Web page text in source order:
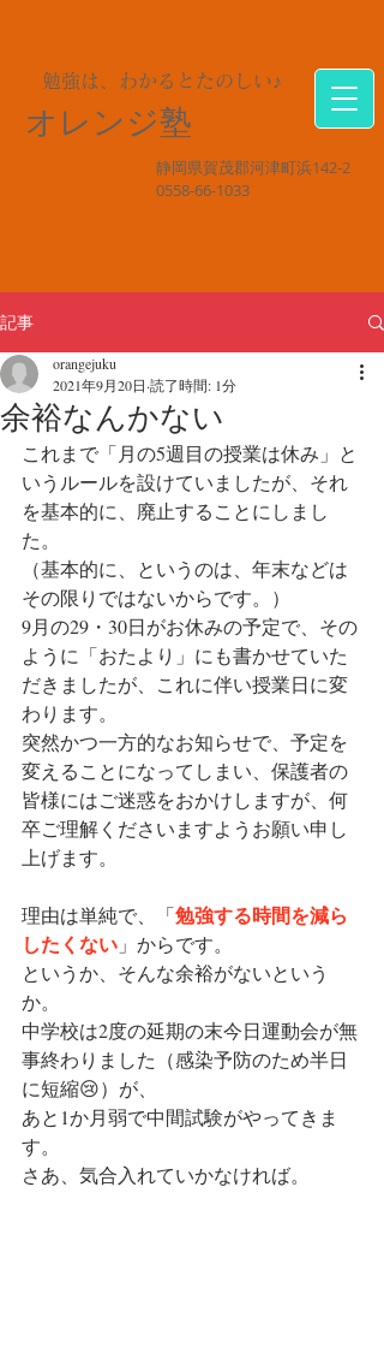
勉強は、わかるとたのしい♪
オレンジ塾
静岡県賀茂郡河津町浜142-2
0558-66-1033
記事
余裕なんかない
orangejuku
2021年9月20日 読了時間: 1分
これまで「月の5週目の授業は休み」と
いうルールを設けていましたが、それ
を基本的に、廃止することにしまし
た。
（基本的に、というのは、年末などは
その限りではないからです。）
9月の29・30日がお休みの予定で、その
ように「おたより」にも書かせていた
だきましたが、これに伴い授業日に変
わります。
突然かつ一方的なお知らせで、予定を
変えることになってしまい、保護者の
皆様にはご迷惑をおかけしますが、何
卒ご理解くださいますようお願い申し
上げます。
理由は単純で、「勉強する時間を減ら
したくない 」からです。
というか、そんな余裕がないという
か。
中学校は2度の延期の末今日運動会が無
事終わりました（感染予防のため半日
に短縮😢）が、
あと1か月弱で中間試験がやってきま
す。
さあ、気合入れていかなければ。